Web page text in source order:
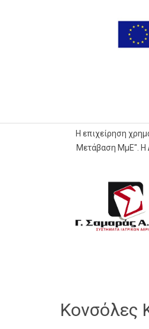
Η επιχείρηση
Μετάβαση ΜμΕ". Η
Κονσόλες